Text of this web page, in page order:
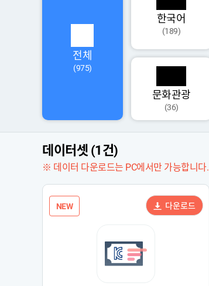
전체
(975)
한국어
(189)
문화관광
(36)
데이터셋 (1건)
※ 데이터 다운로드는 PC에서만 가능합니다.
NEW 다운로드